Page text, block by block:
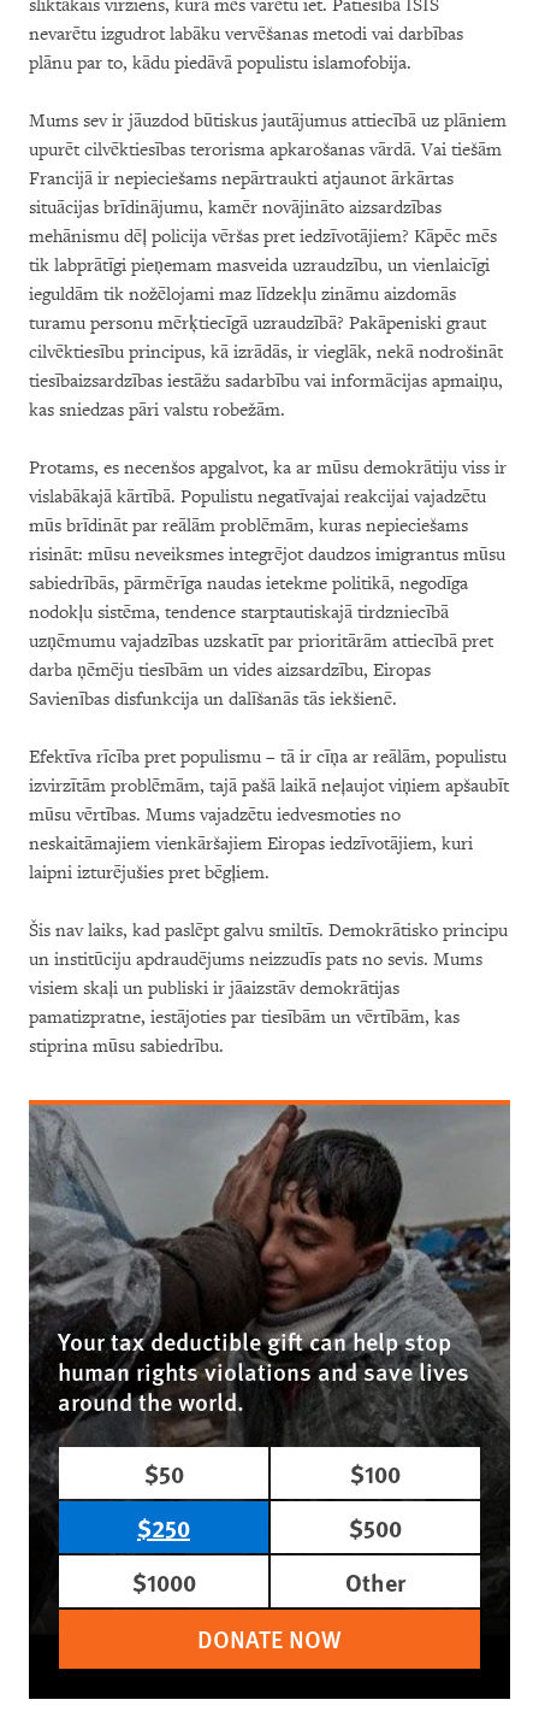
sliktākais virziens, kurā mēs varētu iet. Patiesībā ISIS
nevarētu izgudrot labāku vervēšanas metodi vai darbības
plānu par to, kādu piedāvā populistu islamofobija.
Mums sev ir jāuzdod būtiskus jautājumus attiecībā uz plāniem
upurēt cilvēktiesības terorisma apkarošanas vārdā. Vai tiešām
Francijā ir nepieciešams nepārtraukti atjaunot ārkārtas
situācijas brīdinājumu, kamēr novājināto aizsardzības
mehānismu dēļ policija vēršas pret iedzīvotājiem? Kāpēc mēs
tik labprātīgi pieņemam masveida uzraudzību, un vienlaicīgi
ieguldām tik nožēlojami maz līdzekļu zināmu aizdomās
turamu personu mērķtiecīgā uzraudzībā? Pakāpeniski graut
cilvēktiesību principus, kā izrādās, ir vieglāk, nekā nodrošināt
tiesībaizsardzības iestāžu sadarbību vai informācijas apmaiņu,
kas sniedzas pāri valstu robežām.
Protams, es necenšos apgalvot, ka ar mūsu demokrātiju viss ir
vislabākajā kārtībā. Populistu negatīvajai reakcijai vajadzētu
mūs brīdināt par reālām problēmām, kuras nepieciešams
risināt: mūsu neveiksmes integrējot daudzos imigrantus mūsu
sabiedrībās, pārmērīga naudas ietekme politikā, negodīga
nodokļu sistēma, tendence starptautiskajā tirdzniecībā
uzņēmumu vajadzības uzskatīt par prioritārām attiecībā pret
darba ņēmēju tiesībām un vides aizsardzību, Eiropas
Savienības disfunkcija un dalīšanās tās iekšienē.
Efektīva rīcība pret populismu – tā ir cīņa ar reālām, populistu
izvirzītām problēmām, tajā pašā laikā neļaujot viņiem apšaubīt
mūsu vērtības. Mums vajadzētu iedvesmoties no
neskaitāmajiem vienkāršajiem Eiropas iedzīvotājiem, kuri
laipni izturējušies pret bēgļiem.
Šis nav laiks, kad paslēpt galvu smiltīs. Demokrātisko principu
un institūciju apdraudējums neizzudīs pats no sevis. Mums
visiem skaļi un publiski ir jāaizstāv demokrātijas
pamatizpratne, iestājoties par tiesībām un vērtībām, kas
stiprina mūsu sabiedrību.
Your tax deductible gift can help stop
human rights violations and save lives
around the world.
$50
$100
$250
$500
$1000
Other
DONATE NOW